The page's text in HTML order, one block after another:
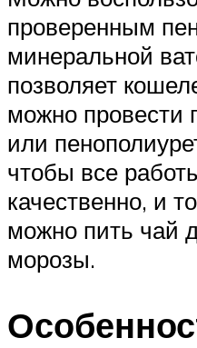
проверенным
минеральной
позволяет
можно провести
или
чтобы все
качественно, и
можно пить чай
морозы.